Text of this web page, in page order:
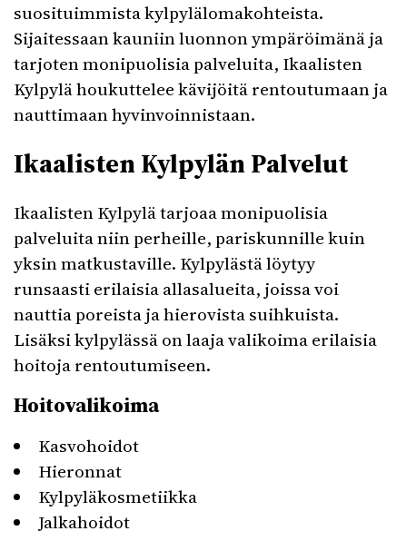
suosituimmista kylpylälomakohteista.
Sijaitessaan kauniin luonnon ympäröimänä ja
tarjoten monipuolisia palveluita, Ikaalisten
Kylpylä houkuttelee kävijöitä rentoutumaan ja
nauttimaan hyvinvoinnistaan.
Ikaalisten Kylpylän Palvelut
Ikaalisten Kylpylä tarjoaa monipuolisia
palveluita niin perheille, pariskunnille kuin
yksin matkustaville. Kylpylästä löytyy
runsaasti erilaisia allasalueita, joissa voi
nauttia poreista ja hierovista suihkuista.
Lisäksi kylpylässä on laaja valikoima erilaisia
hoitoja rentoutumiseen.
Hoitovalikoima
Kasvohoidot
Hieronnat
Kylpyläkosmetiikka
Jalkahoidot